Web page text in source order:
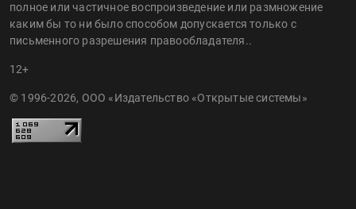
полное или частичное воспроизведение или размножение
каким бы то ни было способом допускается только с
письменного разрешения правообладателя..
12+
© 1996-2026, ООО «Издательство «Открытые системы»